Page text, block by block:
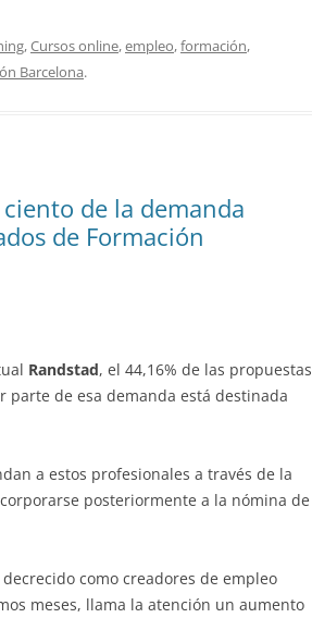
,Cursos online,empleo,formación,
Barcelona.
de la demanda
de Formación
Randstad, el 44,16% de las propuestas
parte de esa demanda está destinada
a estos profesionales a través de la
posteriormente a la nómina de
como creadores de empleo
meses, llama la atención un aumento